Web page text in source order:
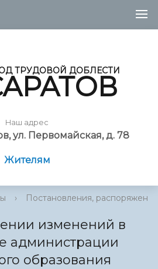
ТРУДОВОЙ ДОБЛЕСТИ
Наш адрес
ул. Первомайская, д. 78
Жителям
› Постановления, распоряжения
изменений в
администрации
образования